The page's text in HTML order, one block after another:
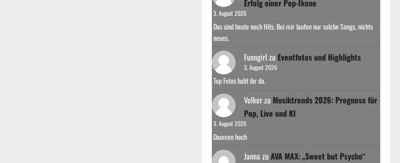
Erfolg einer Pop-Ikone
3. August 2026
Das sind heute noch Hits. Bei mir laufen nur solche Songs, nichts
neues.
Funngirl zu Eventfotos und Highlights
3. August 2026
Top Fotos habt ihr da.
Volkerzu Musiktrends 2026: Prognose für
Pop, Live und KI
3. August 2026
Daumen hoch
Janna zu AVA MAX: „Sweet but Psycho“